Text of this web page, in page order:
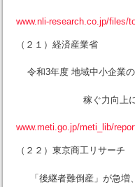
www.nli-research.co.jp/files/
（２１）経済産業省
令和3年度 地域中小企業
稼ぐ力向上に資す
www.meti.go.jp/meti_lib/
（２２）東京商工リサーチ
「後継者難倒産」が急増